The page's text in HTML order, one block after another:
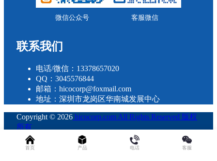
微信公众号 客服微信
联系我们
电话/微信：13378657020
QQ：3045576844
邮箱：hicocorp@foxmail.com
地址：深圳市龙岗区华南城发展中心
Copyright © 2026hicocorp.com All Rights Reserved 版权
所有
粤ICP备2023109800号
查询 30 次，耗时 0.2909 秒
首页 产品 电话 客服